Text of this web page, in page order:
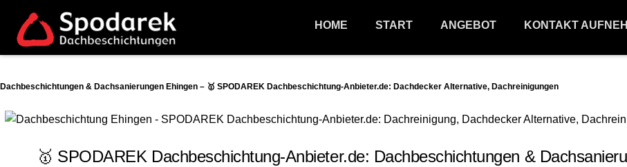
HOME START ANGEBOT KONTAKT
Dachbeschichtungen & Dachsanierungen Ehingen – 🥇 SPODAREK Dachbeschichtung-Anbieter.de: Dachdecker Alternative, Dachreinigungen
🥇 SPODAREK Dachbeschichtung-Anbieter.de: Dachbeschichtungen &